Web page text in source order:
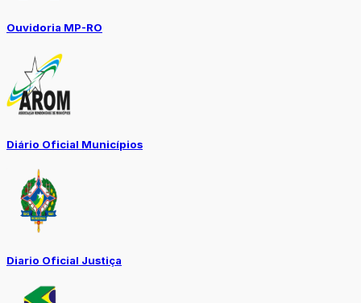
Ouvidoria MP-RO
Diário Oficial Municípios
Diario Oficial Justiça